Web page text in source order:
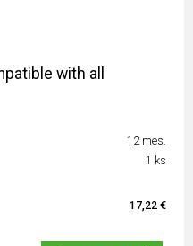
with all
12 mes.
1 ks
17,22 €